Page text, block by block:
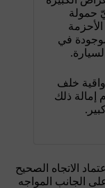
حمولة
في
خلف
ذلك
الاتجاه الصحيح
الجانب المواجه